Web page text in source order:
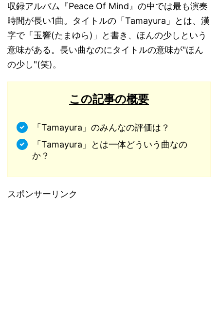
収録アルバム『Peace Of Mind』の中では最も演奏
時間が長い1曲。タイトルの「Tamayura」とは、漢
字で「玉響(たまゆら)」と書き、ほんの少しという
意味がある。長い曲なのにタイトルの意味が"ほん
の少し"(笑)。
この記事の概要
「Tamayura」のみんなの評価は？
「Tamayura」とは一体どういう曲なの
か？
スポンサーリンク